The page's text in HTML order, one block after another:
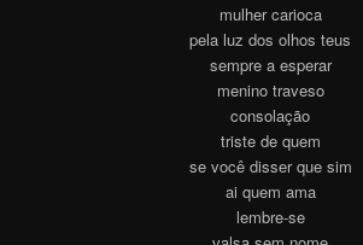
mulher carioca
pela luz dos olhos teus
sempre a esperar
menino traveso
consolação
triste de quem
se você disser que sim
ai quem ama
lembre-se